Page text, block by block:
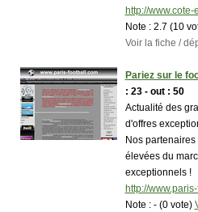
http://www.cote-
Note : 2.7 (10
Voir la fiche /
Pariez sur le
: 23 - out : 50
Actualité des
d'offres
Nos
élevées du
exceptionnels !
http://
Note : - (0 vote)